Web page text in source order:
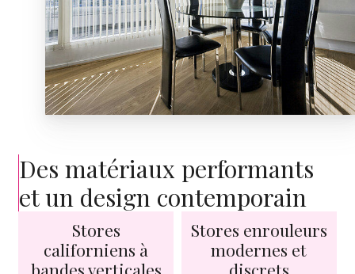
Des matériaux performants
et un design contemporain
Stores
californiens à
bandes verticales
Stores enrouleurs
modernes et
discrets